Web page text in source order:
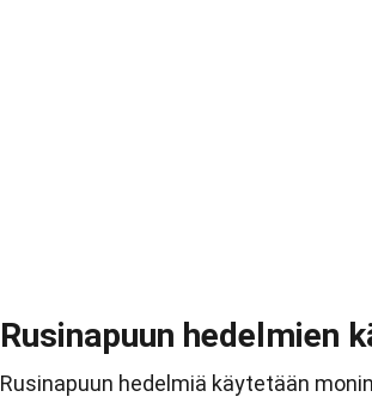
Rusinapuun hedelmien
Rusinapuun hedelmiä käytetään